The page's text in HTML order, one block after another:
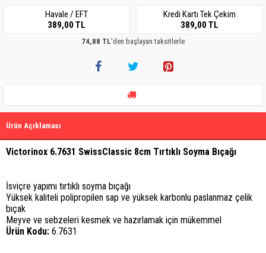
Havale / EFT
389,00 TL
Kredi Kartı Tek Çekim
389,00 TL
74,88 TL'den başlayan taksitlerle
Ürün Açıklaması
Victorinox 6.7631 SwissClassic 8cm Tırtıklı Soyma Bıçağı
İsviçre yapımı tırtıklı soyma bıçağı
Yüksek kaliteli polipropilen sap ve yüksek karbonlu paslanmaz çelik
bıçak
Meyve ve sebzeleri kesmek ve hazırlamak için mükemmel
Ürün Kodu: 6.7631